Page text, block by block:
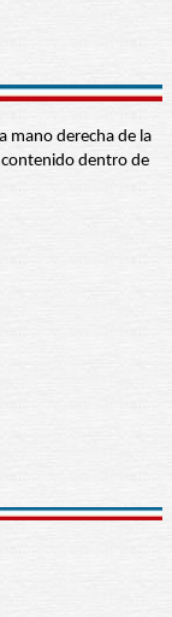
mano derecha de la
contenido dentro de